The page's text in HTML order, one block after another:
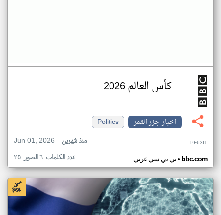
كأس العالم 2026
اخبار جزر القمر
Politics
Jun 01, 2026
منذ شهرين PF63IT
بي بي سي عربي• bbc.com عدد الكلمات: ٦ الصور: ٢٥